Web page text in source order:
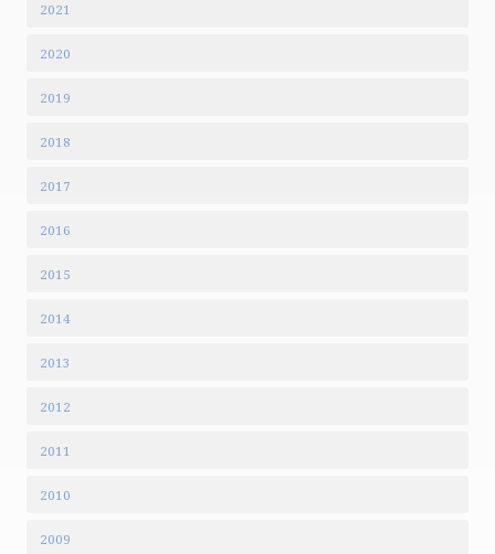
2021
2020
2019
2018
2017
2016
2015
2014
2013
2012
2011
2010
2009